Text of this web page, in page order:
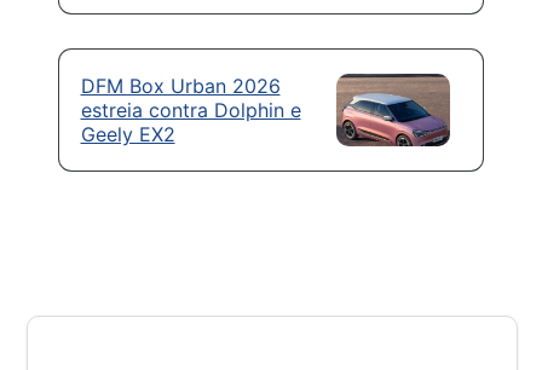
DFM Box Urban 2026
estreia contra Dolphin e
Geely EX2